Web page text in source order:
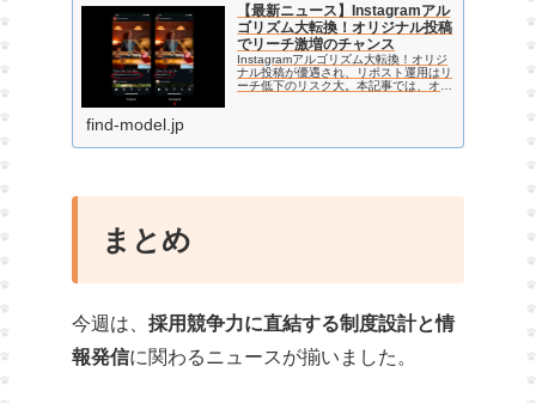
【最新ニュース】Instagramアル
ゴリズム大転換！オリジナル投稿
でリーチ激増のチャンス
Instagramアルゴリズム大転換！オリジ
ナル投稿が優遇され、リポスト運用はリ
ーチ低下のリスク大。本記事では、オリ
find-model.jp
まとめ
今週は、 採用競争力に直結する制度設計と情
報発信に関わるニュースが揃いました。